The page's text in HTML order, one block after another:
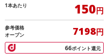
1本あたり 150円
参考価格
オープン
7198円
66ポイント還元